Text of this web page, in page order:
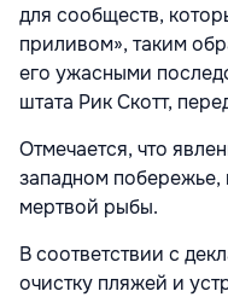
для сообществ,
приливом», таким
его ужасными
штата Рик Скотт,
Отмечается, что
западном
мертвой рыбы.
В соответствии с
очистку пляжей и